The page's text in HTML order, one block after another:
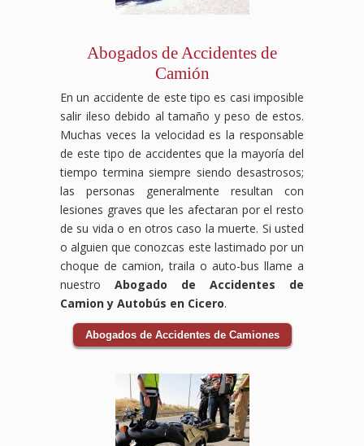
luchemos
justicia
que
mereces
tras
accidente
automovilístico.
la
accidente
laboral
mereces.
Abogados de Accidentes de
Camión
En un accidente de este tipo es casi imposible
salir ileso debido al tamaño y peso de estos.
Muchas veces la velocidad es la responsable
de este tipo de accidentes que la mayoría del
tiempo termina siempre siendo desastrosos;
las personas generalmente resultan con
lesiones graves que les afectaran por el resto
de su vida o en otros caso la muerte. Si usted
o alguien que conozcas este lastimado por un
choque de camion, traila o auto-bus llame a
nuestro Abogado de Accidentes de
Camion y Autobús en Cicero.
Abogados de Accidentes de Camiones